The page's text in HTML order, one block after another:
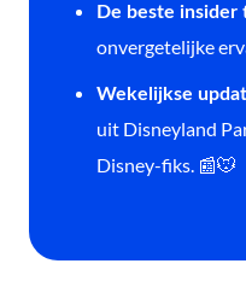
De beste insider
onvergetelijke
Wekelijkse
uit Disneyland
Disney-fiks. 📰🐭